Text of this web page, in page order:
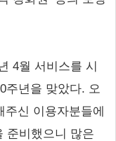
4월 서비스를 시
주년을 맞았다. 오
주신 이용자분들에
준비했으니 많은